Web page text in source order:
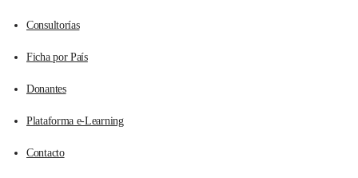
Consultorías
Ficha por País
Donantes
Plataforma e-Learning
Contacto